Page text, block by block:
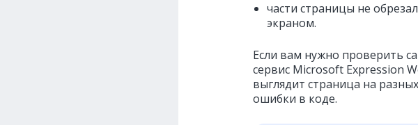
части страницы не
экраном.
Если вам нужно проверить
сервис Microsoft Expression
выглядит страница на
ошибки в коде.